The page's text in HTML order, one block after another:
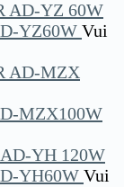
YZ60W Vui
MZX100W
YH60W Vui